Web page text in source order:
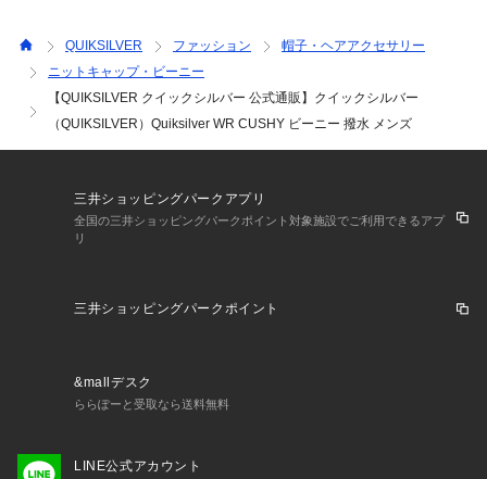
QUIKSILVER ファッション
帽子・ヘアアクセサリー
ニットキャップ・ビーニー
【QUIKSILVER クイックシルバー 公式通販】クイックシルバー
（QUIKSILVER）Quiksilver WR CUSHY ビーニー 撥水 メンズ
三井ショッピングパークアプリ
全国の三井ショッピングパークポイント対象施設でご利用できるアプ
リ
三井ショッピングパークポイント
&mallデスク
ららぽーと受取なら送料無料
LINE公式アカウント